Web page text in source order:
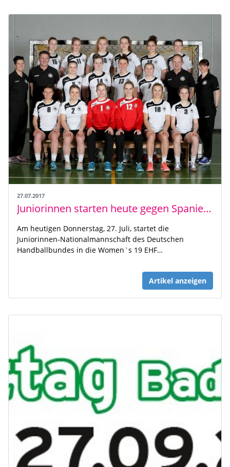
27.07.2017
Juniorinnen starten heute gegen Spanien in die EM - Alle Spiele im EHF-Livestream
Am heutigen Donnerstag, 27. Juli, startet die
Juniorinnen-Nationalmannschaft des Deutschen
Handballbundes in die Women`s 19 EHF…
Artikel anzeigen